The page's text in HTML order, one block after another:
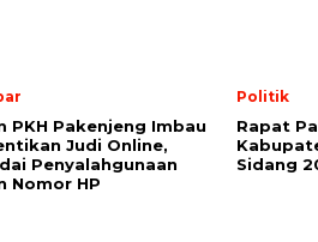
PKH Pakenjeng Imbau
Judi Online,
Penyalahgunaan
Nomor HP
Politik
Rapat
Sidang